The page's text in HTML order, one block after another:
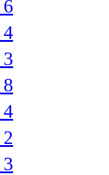
6
4
3
8
4
2
3